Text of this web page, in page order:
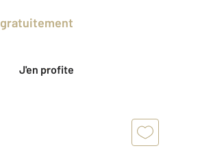
gratuitement
J'en profite